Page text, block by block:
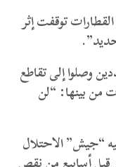
توقفت إثر
وصلوا إلى تقاطع
من بينها: “لن
“جيش” الاحتلال